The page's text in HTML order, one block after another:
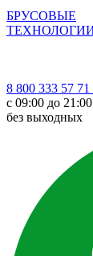
БРУСОВЫЕ
8 800 333 57 71
с 09:00 до 21:00
без выходных